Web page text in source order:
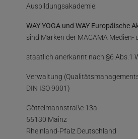
Ausbildungsakademie:
WAY YOGA und WAY Europäische
sind Marken der MACAMA Medien-
staatlich anerkannt nach §6 Abs.1
Verwaltung
DIN ISO 9001)
Göttelmannstraße 13a
55130 Mainz
Rheinland-Pfalz Deutschland